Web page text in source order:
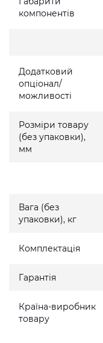
компонентів
Додатковий
опціонал/
можливості
Розміри товару
(без упаковки),
мм
Вага (без
упаковки), кг
Комплектація
Гарантія
Країна-виробник
товару